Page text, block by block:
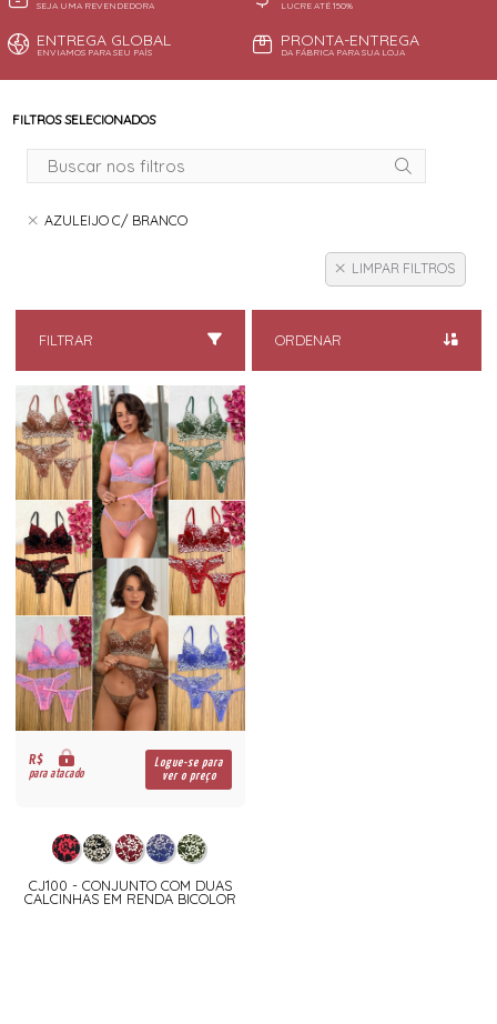
SEJA UMA REVENDEDORA LUCRE ATÉ 150%
ENTREGA GLOBAL
ENVIAMOS PARA SEU PAÍS
PRONTA-ENTREGA
DA FÁBRICA PARA SUA LOJA
FILTROS SELECIONADOS
AZULEIJO C/ BRANCO
LIMPAR FILTROS
FILTRAR ORDENAR
R$
para atacado
Logue-se para
ver o preço
CJ100 - CONJUNTO COM DUAS
CALCINHAS EM RENDA BICOLOR